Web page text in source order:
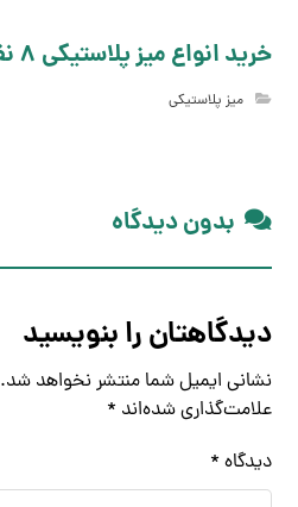
خرید انواع میز پلاستیکی 8 نفره
میز پلاستیکی
بدون دیدگاه
دیدگاهتان را بنویسید
نشانی ایمیل شما منتشر نخواهد شد.
علامت‌گذاری شده‌اند *
دیدگاه *